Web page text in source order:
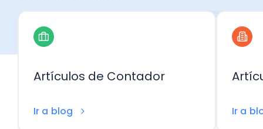
Artículos de Contador
Ir a blog Ir a